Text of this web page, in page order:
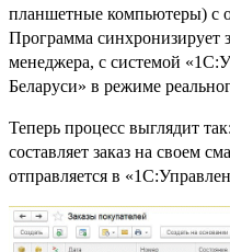
планшетные компьютеры) с
Программа синхронизирует
менеджера, с системой
Беларуси» в режиме
Теперь процесс выглядит
составляет заказ на своем
отправляется в